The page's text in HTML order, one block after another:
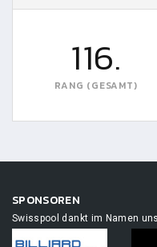
116.
RANG (GESAMT)
SPONSOREN
Swisspool dankt im Namen